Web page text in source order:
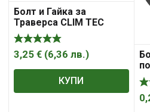
Болт и Гайка за
Траверса CLIM TEC
M8x50
3,25 € (6,36 лв.)
КУПИ